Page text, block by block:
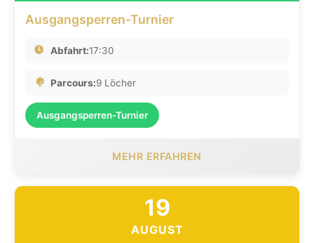
Ausgangsperren-Turnier
Abfahrt:17:30
Parcours:9 Löcher
Ausgangsperren-Turnier
MEHR ERFAHREN
19
AUGUST